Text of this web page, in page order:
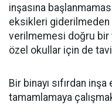
inşasına
eksikleri
verilmemesi doğru bir
özel okullar için de
Bir binayı sıfırdan
tamamlamaya